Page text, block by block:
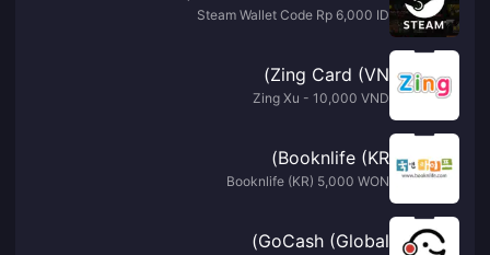
Steam Wallet Code Rp 6,000 ID
Zing Card (VN)
Zing Xu - 10,000 VND
Booknlife (KR)
Booknlife (KR) 5,000 WON
GoCash (Global)